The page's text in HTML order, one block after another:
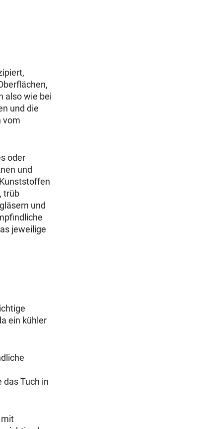
also wie bei
und die
vom
oder
und
trüb
und
jeweilige
ein kühler
das Tuch in
mit